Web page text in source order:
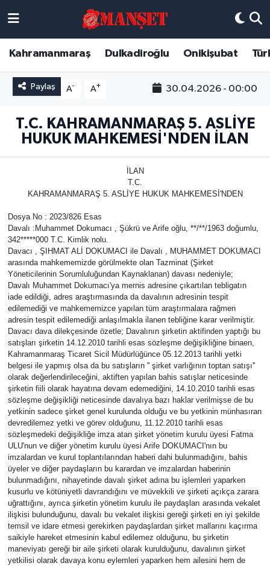
Kahramanmaraş Dulkadiroğlu Onikişubat
Paylaş A- A+ 30.04.2026 - 00:00
T.C. KAHRAMANMARAŞ 5. ASLİYE
HUKUK MAHKEMESİ'NDEN İLAN
İLAN
T.C.
KAHRAMANMARAŞ 5. ASLİYE HUKUK MAHKEMESİ'NDEN
Dosya No : 2023/826 Esas
Davalı :Muhammet Dokumacı , Şükrü ve Arife oğlu, **/**/1963 doğumlu,
342*****000 T.C. Kimlik nolu.
Davacı , ŞIHMAT ALİ DOKUMACI ile Davalı , MUHAMMET DOKUMACI
arasında mahkememizde görülmekte olan Tazminat (Şirket
Yöneticilerinin Sorumluluğundan Kaynaklanan) davası nedeniyle;
Davalı Muhammet Dokumacı'ya mernis adresine çıkartılan tebligatın
iade edildiği, adres araştırmasında da davalının adresinin tespit
edilemediği ve mahkememizce yapılan tüm araştırmalara rağmen
adresin tespit edilemediği anlaşılmakla ilanen tebliğine karar verilmiştir.
Davacı dava dilekçesinde özetle; Davalının şirketin aktifinden yaptığı bu
satışları şirketin 14.12.2010 tarihli esas sözleşme değişikliğine binaen,
Kahramanmaraş Ticaret Sicil Müdürlüğünce 05.12.2013 tarihli yetki
belgesi ile yapmış olsa da bu satışların '' şirket varlığının toptan satışı''
olarak değerlendirileceğini, aktiften yapılan bahis satışlar neticesinde
şirketin fiili olarak hayatına devam edemediğini, 14.10.2010 tarihli esas
sözleşme değişikliği neticesinde davalıya bazı haklar verilmişse de bu
yetkinin sadece şirket genel kurulunda olduğu ve bu yetkinin münhasıran
devredilemez yetki ve görev olduğunu, 11.12.2010 tarihli esas
sözleşmedeki değişikliğe imza atan şirket yönetim kurulu üyesi Fatma
ULU'nun ve diğer yönetim kurulu üyesi Arife DOKUMACI'nın bu
imzalardan ve kurul toplantılarından haberi dahi bulunmadığını, bahis
üyeler ve diğer paydaşların bu karardan ve imzalardan haberinin
bulunmadığını, nihayetinde davalı şirket adına bu işlemleri yaparken
kusurlu ve kötüniyetli davrandığını ve müvekkili ve şirketi açıkça zarara
uğrattığını, ayrıca şirketin yönetim kurulu ile paydaşları arasında vekalet
ilişkisi bulunduğunu, davalı bu vekalet ilişkisi gereği şirketi en iyi şekilde
temsil ve idare etmesi gerekirken paydaşlardan şirket mallarını kaçırma
saikiyle hareket etmesinin kabul edilemez olduğunu, bu şirketin
maneviyatı gereği bir aile şirketi olarak kurulduğunu, davalının şirket
yetkilisi olarak davaya konu eylemleri yaparken hem ailesini hem de
DULKADİROĞLU
ONİKİŞUBAT
Künye
Kahramanmaraş Hava Durumu
Süper Lig Puan Durumu ve Fikstür
Son Dakika Haberleri
Haber Arşivi